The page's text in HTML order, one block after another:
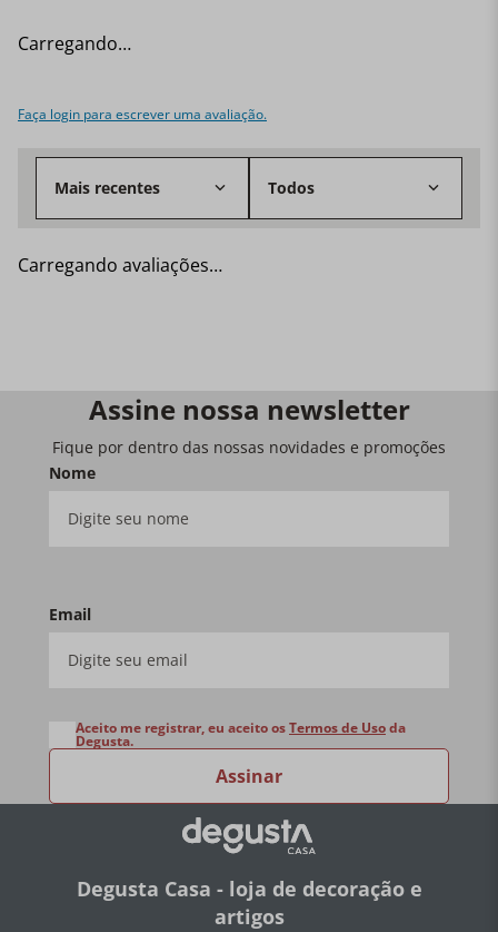
Carregando…
Faça login para escrever uma avaliação.
Mais recentes Todos
Carregando avaliações…
Assine nossa newsletter
Fique por dentro das nossas novidades e promoções
Nome
Email
Assinar
Aceito me registrar, eu aceito osTermos de Usoda
Degusta.
Degusta Casa - loja de decoração e
artigos